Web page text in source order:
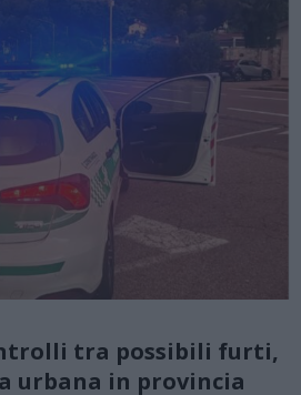
tra possibili furti,
urbana in provincia